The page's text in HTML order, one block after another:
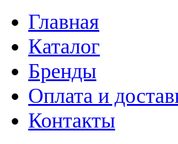
Главная
Каталог
Бренды
Оплата и
Контакты